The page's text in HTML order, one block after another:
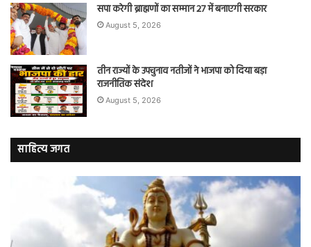
सपा करेगी ब्राह्मणों का सम्मान 27 में बनाएगी सरकार
August 5, 2026
तीन राज्यों के उपचुनाव नतीजों ने भाजपा को दिया बड़ा
राजनीतिक संदेश
August 5, 2026
साहित्य जगत